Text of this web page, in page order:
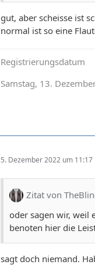
gut, aber scheisse ist
normal ist so eine
Registrierungsdatum
Samstag, 13.
5. Dezember 2022 um 11:17
Zitat von
oder sagen wir, weil
benoten hier die
sagt doch niemand.